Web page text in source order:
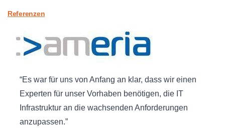
Referenzen
Es war für uns von Anfang an klar, dass wir einen
Experten für unser Vorhaben benötigen, die IT
Infrastruktur an die wachsenden Anforderungen
anzupassen.